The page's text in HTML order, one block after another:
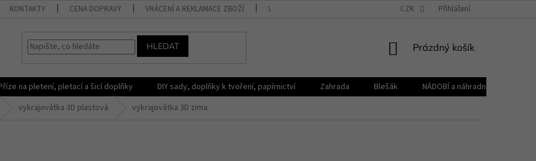
KONTAKTY CENA DOPRAVY VRÁCENÍ A REKLAMACE ZBOŽÍ VŠEOBECNÉ OBCHODNÍ PODMÍNKY REKLAMAČNÍ ŘÁD
CZK Přihlášení
HLEDAT
NÁKUPNÍ
Prázdný košík
na pletení, pletací a šicí doplňky DIY sady, doplňky k tvoření, papírnictví Zahrada Blešák
NÁDOBÍ a náhradní díly KELOmat
vykrajovátka 3D plastová vykrajovátka 3D zima